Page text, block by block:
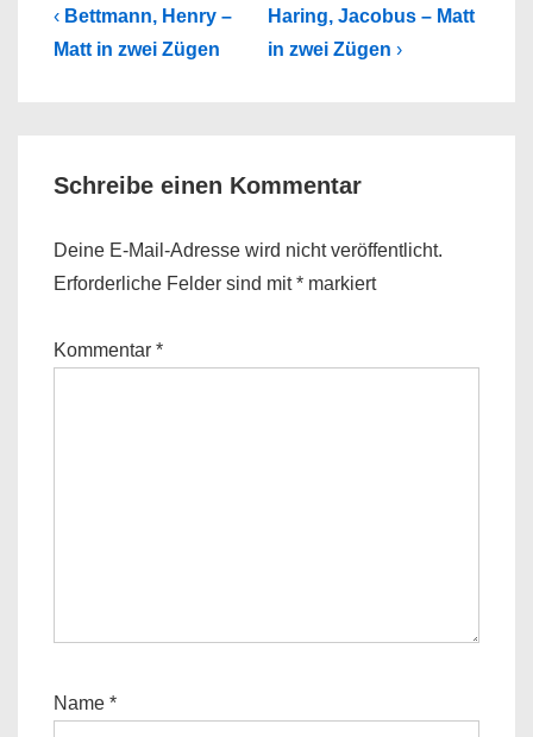
Beitragsnavigation
Previous
Post
‹ Bettmann, Henry –
Matt in zwei Zügen
Next
Post
Haring, Jacobus – Matt
in zwei Zügen ›
Schreibe einen Kommentar
Deine E-Mail-Adresse wird nicht veröffentlicht.
Erforderliche Felder sind mit* markiert
Kommentar *
Name *